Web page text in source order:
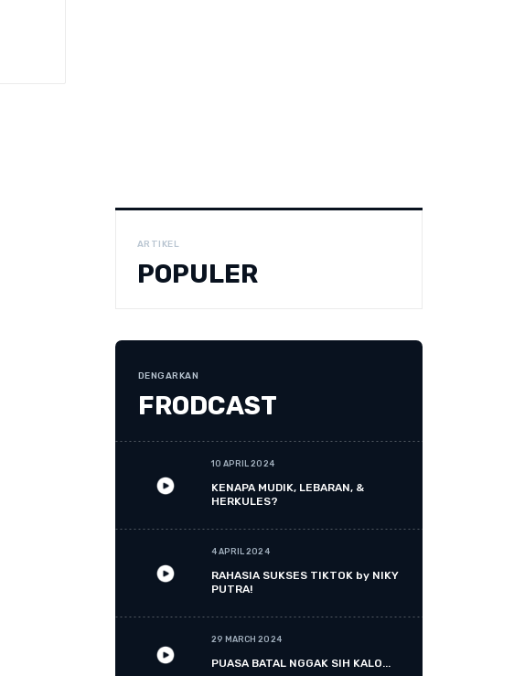
ARTIKEL
POPULER
DENGARKAN
FRODCAST
10 APRIL 2024
KENAPA MUDIK, LEBARAN, &
HERKULES?
4 APRIL 2024
RAHASIA SUKSES TIKTOK by NIKY
PUTRA!
29 MARCH 2024
PUASA BATAL NGGAK SIH KALO...